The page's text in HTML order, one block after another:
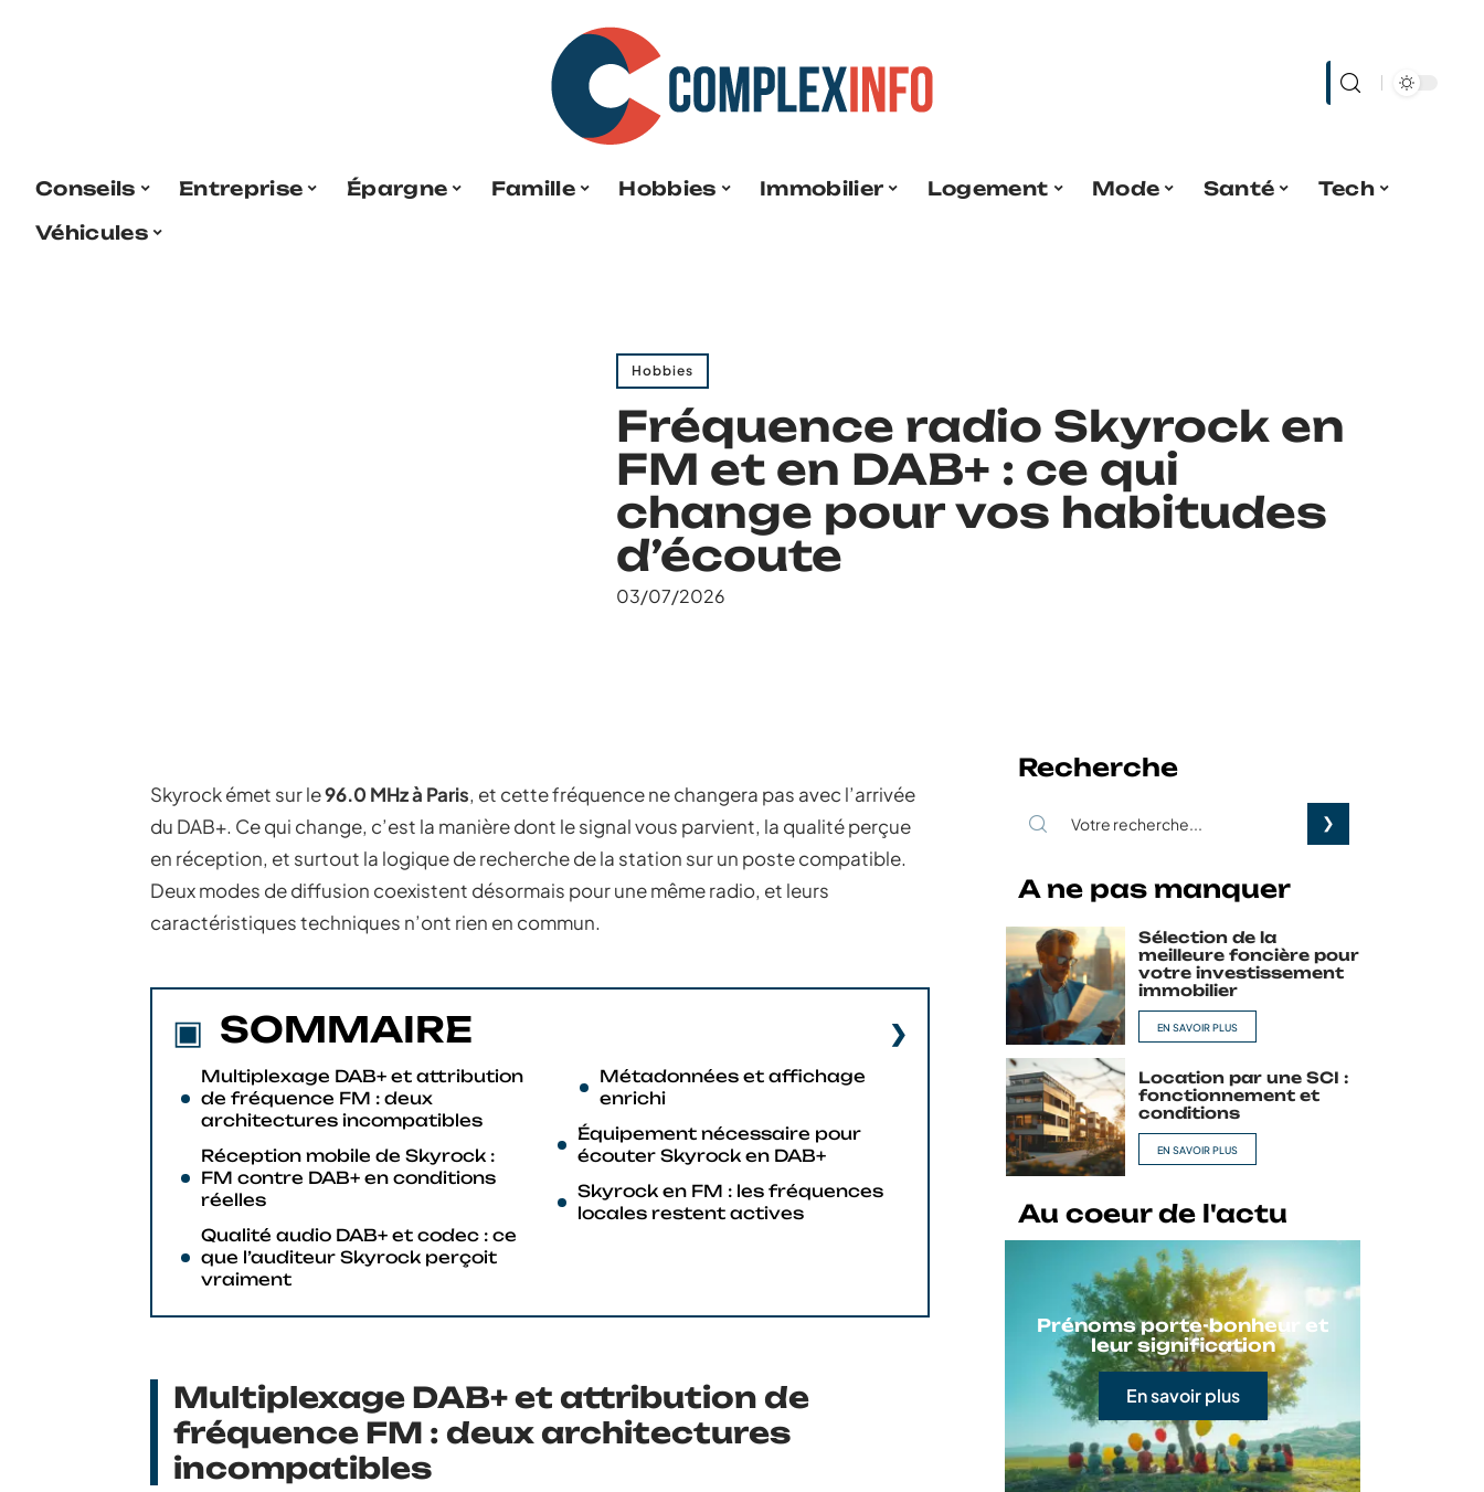
Conseils Entreprise Épargne Famille Hobbies Immobilier Logement Mode Santé
Tech
Véhicules
Hobbies
Fréquence radio Skyrock en
FM et en DAB+ : ce qui
change pour vos habitudes
d’écoute
03/07/2026
Skyrock émet sur le96.0 MHz à Paris, et cette fréquence ne changera pas avec l’arrivée
du DAB+. Ce qui change, c’est la manière dont le signal vous parvient, la qualité perçue
en réception, et surtout la logique de recherche de la station sur un poste compatible.
Deux modes de diffusion coexistent désormais pour une même radio, et leurs
caractéristiques techniques n’ont rien en commun.
SOMMAIRE
Multiplexage DAB+ et attribution
de fréquence FM : deux
architectures incompatibles
Réception mobile de Skyrock :
FM contre DAB+ en conditions
réelles
Qualité audio DAB+ et codec : ce
que l’auditeur Skyrock perçoit
vraiment
Métadonnées et affichage
enrichi
Équipement nécessaire pour
écouter Skyrock en DAB+
Skyrock en FM : les fréquences
locales restent actives
Multiplexage DAB+ et attribution de
fréquence FM : deux architectures
incompatibles
Recherche
A ne pas manquer
Sélection de la
meilleure foncière pour
votre investissement
immobilier
EN SAVOIR PLUS
Location par une SCI :
fonctionnement et
conditions
EN SAVOIR PLUS
Au coeur de l'actu
Prénoms porte-bonheur et
leur signification
En savoir plus